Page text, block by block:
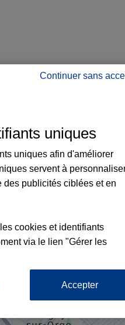
: adresses,
1
Continuer sans
uniques
uniques afin d'améliorer
servent à
des publicités ciblées et en
cookies et identifiants
via le lien "Gérer les
Accepter